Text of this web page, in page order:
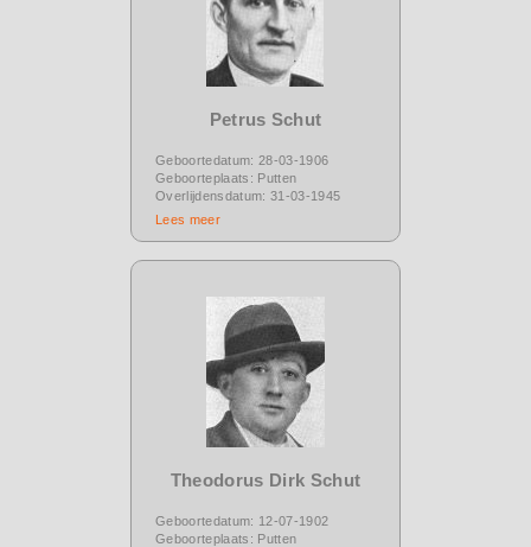
Petrus Schut
Geboortedatum: 28-03-1906
Geboorteplaats: Putten
Overlijdensdatum: 31-03-1945
Lees meer
Theodorus Dirk Schut
Geboortedatum: 12-07-1902
Geboorteplaats: Putten